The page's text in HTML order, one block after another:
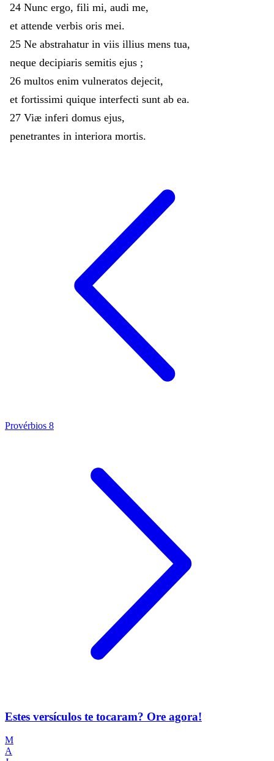
24 Nunc ergo, fili mi, audi me,
et attende verbis oris mei.
25 Ne abstrahatur in viis illius mens tua,
neque decipiaris semitis ejus ;
26 multos enim vulneratos dejecit,
et fortissimi quique interfecti sunt ab ea.
27 Viæ inferi domus ejus,
penetrantes in interiora mortis.
Provérbios 8
Estes versículos te tocaram? Ore agora!
M
A